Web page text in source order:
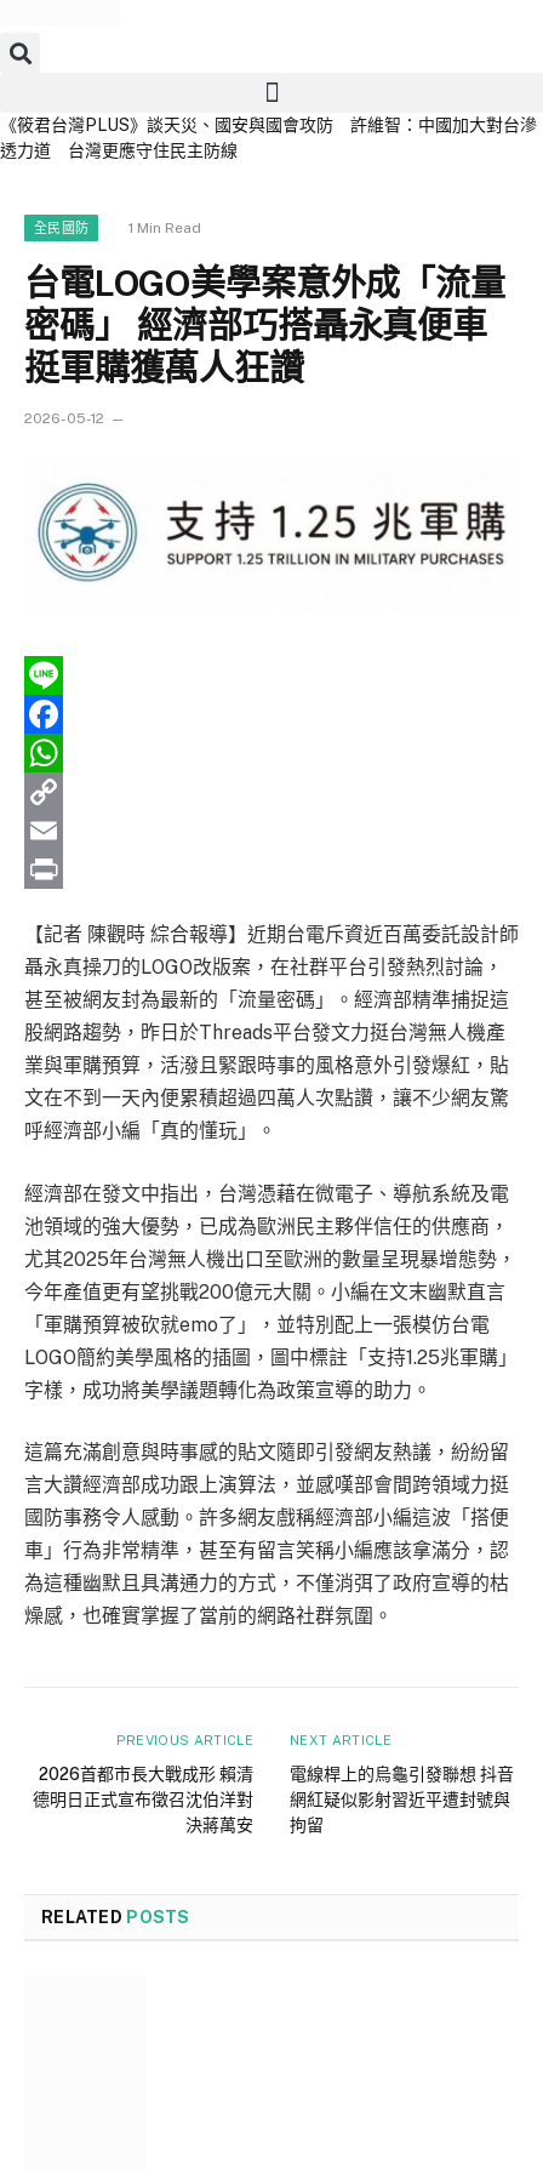
《筱君台灣PLUS》談天災、國安與國會攻防 許維智：中國加大對台滲
透力道 台灣更應守住民主防線
全民國防 1 Min Read
台電LOGO美學案意外成「流量
密碼」 經濟部巧搭聶永真便車
挺軍購獲萬人狂讚
2026-05-12
Line
Facebook
WhatsApp
Copy
Link
Email
【記者 陳觀時 綜合報導】近期台電斥資近百萬委託設計師
聶永真操刀的LOGO改版案，在社群平台引發熱烈討論，
甚至被網友封為最新的「流量密碼」。經濟部精準捕捉這
股網路趨勢，昨日於Threads平台發文力挺台灣無人機產
業與軍購預算，活潑且緊跟時事的風格意外引發爆紅，貼
文在不到一天內便累積超過四萬人次點讚，讓不少網友驚
呼經濟部小編「真的懂玩」。
經濟部在發文中指出，台灣憑藉在微電子、導航系統及電
池領域的強大優勢，已成為歐洲民主夥伴信任的供應商，
尤其2025年台灣無人機出口至歐洲的數量呈現暴增態勢，
今年產值更有望挑戰200億元大關。小編在文末幽默直言
「軍購預算被砍就emo了」，並特別配上一張模仿台電
LOGO簡約美學風格的插圖，圖中標註「支持1.25兆軍購」
字樣，成功將美學議題轉化為政策宣導的助力。
這篇充滿創意與時事感的貼文隨即引發網友熱議，紛紛留
言大讚經濟部成功跟上演算法，並感嘆部會間跨領域力挺
國防事務令人感動。許多網友戲稱經濟部小編這波「搭便
車」行為非常精準，甚至有留言笑稱小編應該拿滿分，認
為這種幽默且具溝通力的方式，不僅消弭了政府宣導的枯
燥感，也確實掌握了當前的網路社群氛圍。
PREVIOUS ARTICLE
2026首都市長大戰成形 賴清
德明日正式宣布徵召沈伯洋對
決蔣萬安
NEXT ARTICLE
電線桿上的烏龜引發聯想 抖音
網紅疑似影射習近平遭封號與
拘留
RELATED POSTS